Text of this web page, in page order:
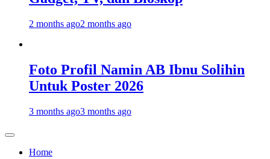
2 months ago2 months ago
Foto Profil Namin AB Ibnu Solihin
Untuk Poster 2026
3 months ago3 months ago
Home